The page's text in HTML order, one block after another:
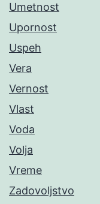
Umetnost
Upornost
Uspeh
Vera
Vernost
Vlast
Voda
Volja
Vreme
Zadovoljstvo